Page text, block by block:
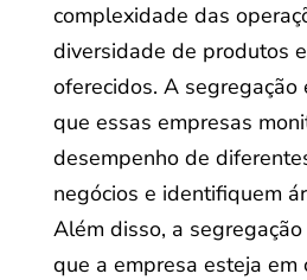
complexidade das
diversidade de produtos
oferecidos. A segregação
que essas empresas
desempenho de
negócios e identifiquem
Além disso, a
que a empresa esteja em